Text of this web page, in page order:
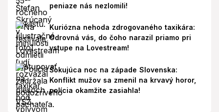
peniaze nás nezlomili!
Kuriózna nehoda zdrogovaného taxikára:
Odrovná vás, do čoho narazil priamo pri
vstupe na Lovestream!
Šokujúca noc na západe Slovenska:
Konflikt mužov sa zmenil na krvavý horor,
polícia okamžite zasiahla!